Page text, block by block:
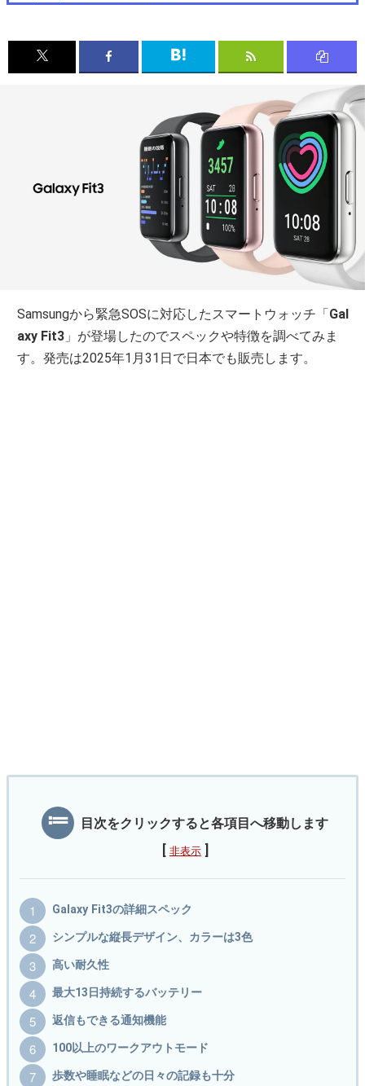
Samsungから緊急SOSに対応したスマートウォッチ「 Gal
axy Fit3 」が登場したのでスペックや特徴を調べてみま
す。発売は2025年1月31日で日本でも販売します。
目次をクリックすると各項目へ移動します
非表示
Galaxy Fit3の詳細スペック
シンプルな縦長デザイン、カラーは3色
高い耐久性
最大13日持続するバッテリー
返信もできる通知機能
100以上のワークアウトモード
歩数や睡眠などの日々の記録も十分